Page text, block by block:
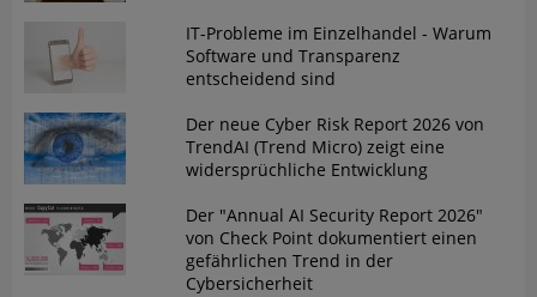
IT-Probleme im Einzelhandel - Warum
Software und Transparenz
entscheidend sind
Der neue Cyber Risk Report 2026 von
TrendAI (Trend Micro) zeigt eine
widersprüchliche Entwicklung
Der "Annual AI Security Report 2026"
von Check Point dokumentiert einen
gefährlichen Trend in der
Cybersicherheit